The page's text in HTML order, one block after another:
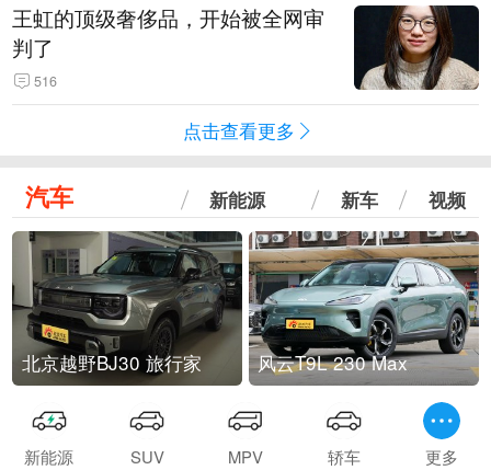
王虹的顶级奢侈品，开始被全网审
判了
516
点击查看更多
汽车 新能源 新车 视频
北京越野BJ30 旅行家 风云T9L 230 Max
新能源 SUV MPV 轿车 更多